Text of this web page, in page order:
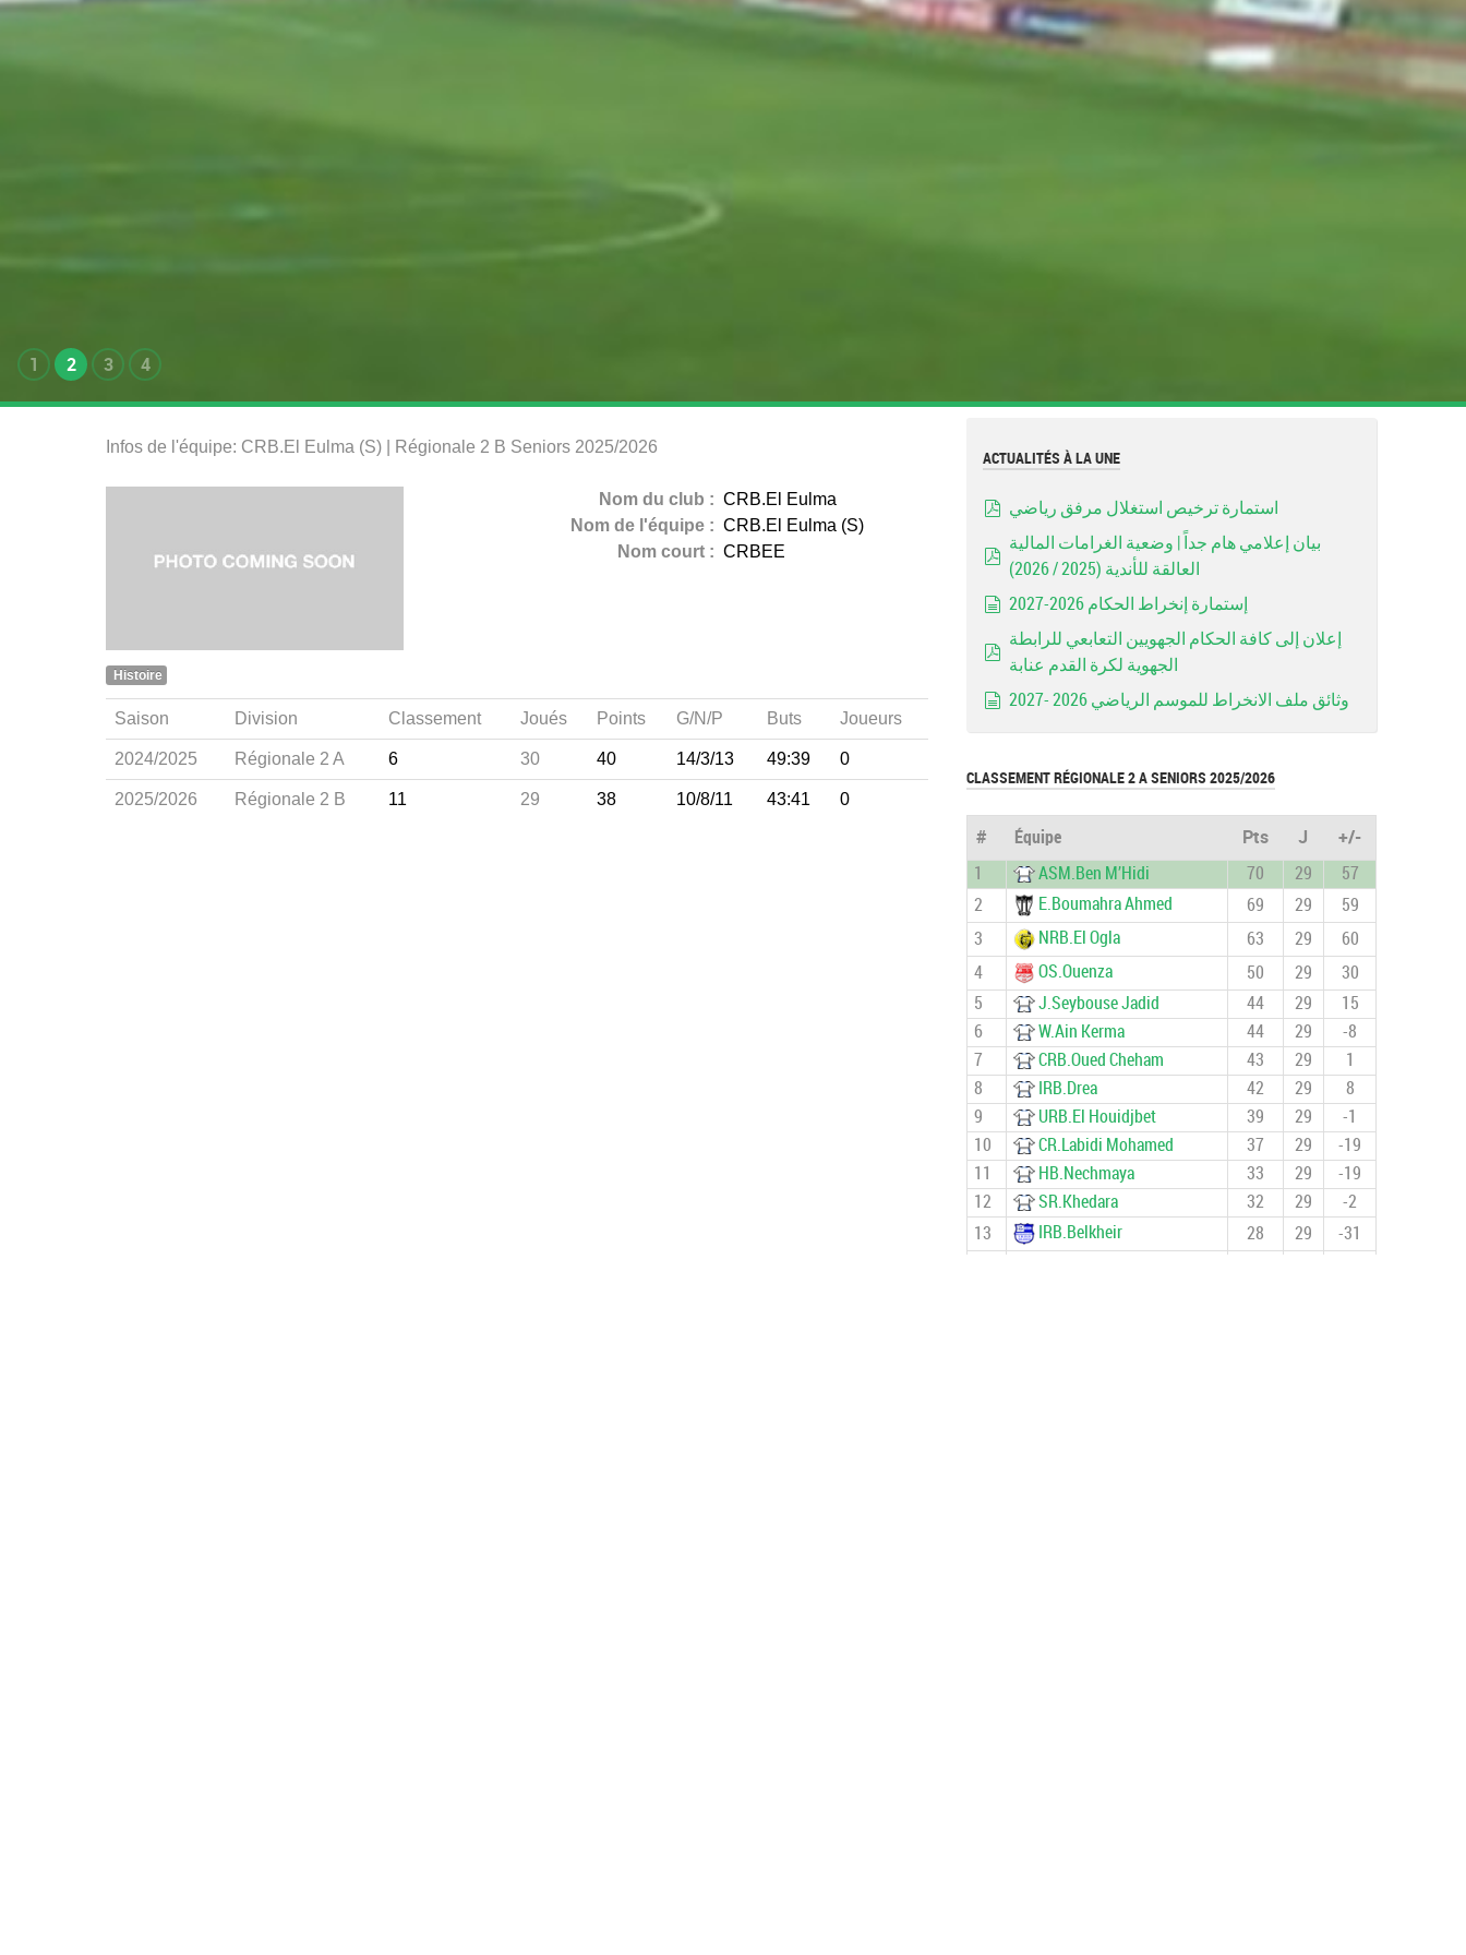
1 2 3 4
Infos de l'équipe: CRB.El Eulma (S) | Régionale 2 B Seniors 2025/2026
Nom du club : CRB.El Eulma
Nom de l'équipe : CRB.El Eulma (S)
Nom court : CRBEE
Histoire
Saison Division Classement Joués Points G/N/P Buts Joueurs
2024/2025 Régionale 2 A 6 30 40 14/3/13 49:39 0
2025/2026 Régionale 2 B 11 29 38 10/8/11 43:41 0
ACTUALITÉS À LA UNE
استمارة ترخيص استغلال مرفق رياضي
pdf
بيان إعلامي هام جداً | وضعية الغرامات المالية
العالقة للأندية (2025 / 2026)
إستمارة إنخراط الحكام 2026-2027
pdf
إعلان إلى كافة الحكام الجهويين التعابعي للرابطة
الجهوية لكرة القدم عنابة
وثائق ملف الانخراط للموسم الرياضي 2026 -2027
CLASSEMENT RÉGIONALE 2 A SENIORS 2025/2026
# Équipe Pts J
+/-
1
ASM.Ben M’Hidi 70 29
57
2
E.Boumahra Ahmed 69 29
59
3
NRB.El Ogla 63 29
60
4
OS.Ouenza 50 29
30
5
J.Seybouse Jadid 44 29
15
6
W.Ain Kerma 44 29
-8
7
CRB.Oued Cheham 43 29
1
8
IRB.Drea 42 29
8
9
URB.El Houidjbet 39 29
-1
10
CR.Labidi Mohamed 37 29
-19
11
HB.Nechmaya 33 29
-19
12
SR.Khedara 32 29
-2
13
IRB.Belkheir 28 29
-31